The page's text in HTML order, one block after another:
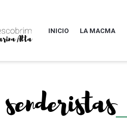
INICIO LA MACMA